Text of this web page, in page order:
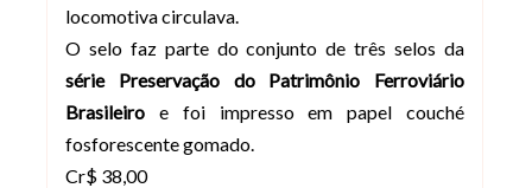
locomotiva circulava.
O selo faz parte do conjunto de três selos da
série Preservação do Patrimônio Ferroviário
Brasileiro e foi impresso em papel couché
fosforescente gomado.
Cr$ 38,00